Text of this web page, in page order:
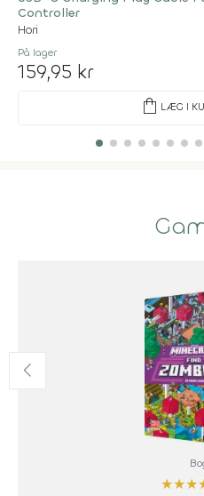
Controller
Hori
På lager
159,95 kr
shopping_bag LÆG I
★★★